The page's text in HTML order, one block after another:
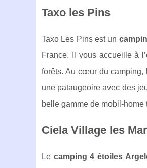
Taxo les Pins
Taxo Les Pins est un
France. Il vous accueille à
forêts. Au cœur du camping,
une pataugeoire avec des
belle gamme de mobil-home
Ciela Village les
Le camping 4 étoiles